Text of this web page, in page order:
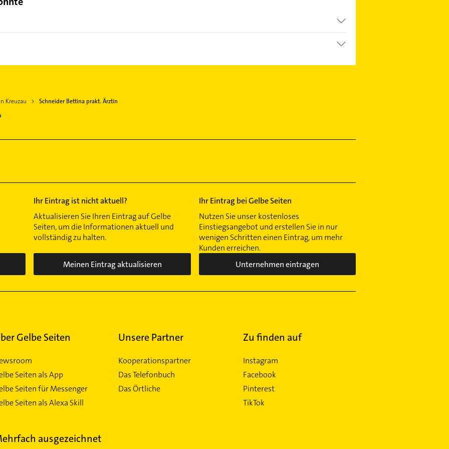
Kreuzau
Schneider Bettina prakt. Ärztin
Ihr Eintrag ist nicht aktuell?
Aktualisieren Sie Ihren Eintrag auf Gelbe
Seiten, um die Informationen aktuell und
vollständig zu halten.
Meinen Eintrag aktualisieren
Ihr Eintrag bei Gelbe Seiten
Nutzen Sie unser kostenloses
Einstiegsangebot und erstellen Sie in nur
wenigen Schritten einen Eintrag, um mehr
Kunden erreichen.
Unternehmen eintragen
Gelbe Seiten
Seiten als App
Seiten für Messenger
Seiten als Alexa Skill
Unsere Partner
Kooperationspartner
Das Telefonbuch
Das Örtliche
Zu finden auf
Instagram
Facebook
Pinterest
TikTok
ausgezeichnet